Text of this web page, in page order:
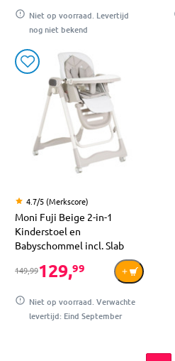
Niet op voorraad. Levertijd
nog niet bekend
4.7/5 (Merkscore)
Moni Fuji Beige 2-in-1
Kinderstoel en
Babyschommel incl. Slab
149,99129,99
Niet op voorraad. Verwachte
levertijd: Eind September